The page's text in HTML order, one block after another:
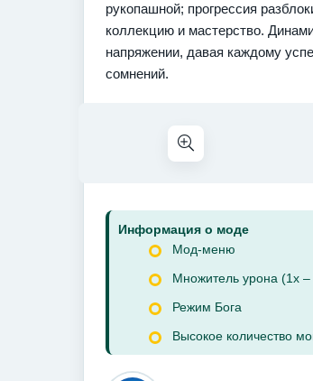
рукопашной; прогрессия
коллекцию и мастерство.
напряжении, давая каждому
сомнений.
Информация о моде
Мод-меню
Множитель урона (1x –
Режим Бога
Высокое количество